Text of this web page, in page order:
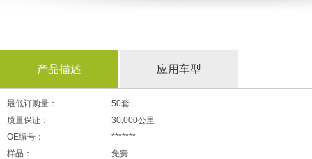
产品描述 应用车型
最低订购量： 50套
质量保证：
30,000公里
OE编号：
*******
样品：
免费